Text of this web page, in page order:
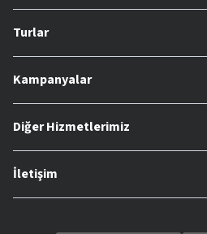
Turlar
Kampanyalar
Diğer Hizmetlerimiz
İletişim